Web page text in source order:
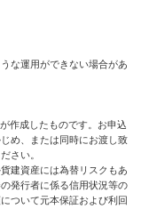
な運用ができない場合があ
作成したものです。お申込
め、または同時にお渡し致
さい。
建資産には為替リスクもあ
発行者に係る信用状況等の
ついて元本保証および利回